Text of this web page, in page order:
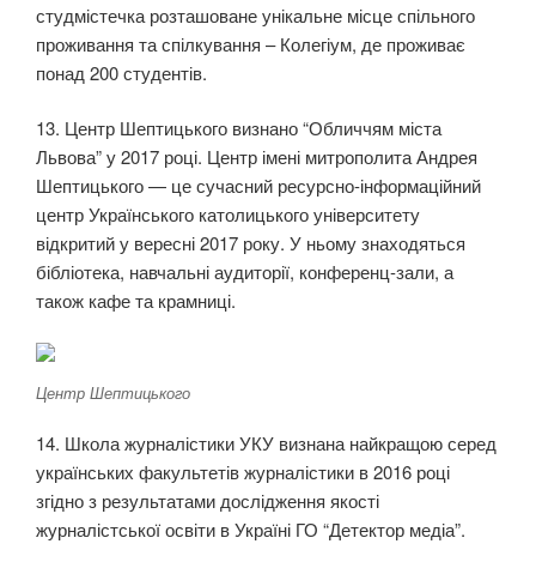
студмістечка розташоване унікальне місце спільного
проживання та спілкування – Колегіум, де проживає
понад 200 студентів.
13. Центр Шептицького визнано “Обличчям міста
Львова” у 2017 році. Центр імені митрополита Андрея
Шептицького — це сучасний ресурсно-інформаційний
центр Українського католицького університету
відкритий у вересні 2017 року. У ньому знаходяться
бібліотека, навчальні аудиторії, конференц-зали, а
також кафе та крамниці.
Центр Шептицького
14. Школа журналістики УКУ визнана найкращою серед
українських факультетів журналістики в 2016 році
згідно з результатами дослідження якості
журналістської освіти в Україні ГО “Детектор медіа”.